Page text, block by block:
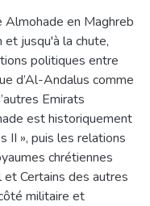
Almohade en Maghreb
jusqu'à la chute,
politiques entre
d’Al-Andalus comme
Emirats
est historiquement
II », puis les relations
chrétiennes
Certains des autres
militaire et